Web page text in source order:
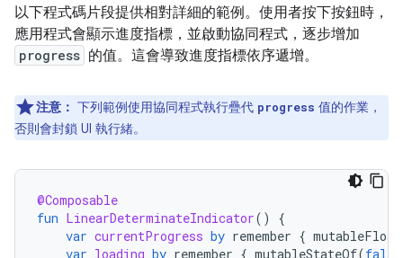
以下程式碼片段提供相對詳細的範例。使用者按下按鈕時，
應用程式會顯示進度指標，並啟動協同程式，逐步增加
progress 的值。這會導致進度指標依序遞增。
注意： 下列範例使用協同程式執行疊代 progress 值的作業，
否則會封鎖 UI 執行緒。
@Composable
fun LinearDeterminateIndicator()
{
var currentProgress by remember {
var loading by remember { mutableStateOf(false